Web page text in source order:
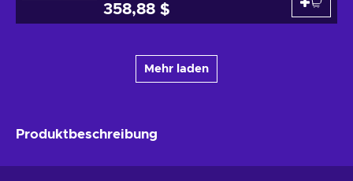
358,88 $
Mehr laden
Produktbeschreibung